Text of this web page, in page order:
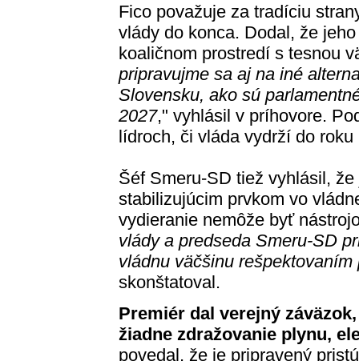
Fico považuje za tradíciu
vlády do konca. Dodal, že
koaličnom prostredí s tesnou
pripravujme sa aj na iné
Slovensku, ako sú
2027," vyhlásil v príhovore.
lídroch, či vláda vydrží do roku
Šéf Smeru-SD tiež vyhlásil,
stabilizujúcim prvkom vo
vydieranie nemôže byť
vlády a predseda Smeru-SD
vládnu väčšinu
skonštatoval.
Premiér dal verejný
žiadne zdražovanie plynu,
povedal, že je pripravený